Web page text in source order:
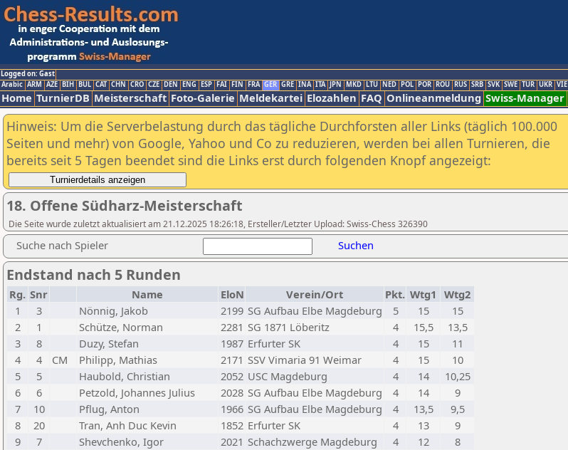
Logged on: Gast
Arabic ARM AZE BIH BUL CAT CHN CRO CZE DEN ENG ESP FAI FIN FRA GER GRE INA ITA JPN MKD LTU NED POL POR ROU RUS SRB SVK SWE TUR UKR VIE
Home TurnierDB Meisterschaft Foto-Galerie Meldekartei Elozahlen FAQ Onlineanmeldung Swiss-Manager
Hinweis: Um die Serverbelastung durch das tägliche Durchforsten aller Links (täglich 100.000
Seiten und mehr) von Google, Yahoo und Co zu reduzieren, werden bei allen Turnieren, die
bereits seit 5 Tagen beendet sind die Links erst durch folgenden Knopf angezeigt:
18. Offene Südharz-Meisterschaft
Die Seite wurde zuletzt aktualisiert am 21.12.2025 18:26:18, Ersteller/Letzter Upload: Swiss-Chess 326390
Suche nach Spieler Suchen
Endstand nach 5 Runden
Rg. Snr Name EloN Verein/Ort Pkt. Wtg1
Wtg2
1
3 Nönnig, Jakob 2199 SG Aufbau Elbe Magdeburg 5 15
15
2
1 Schütze, Norman 2281 SG 1871 Löberitz 4 15,5
13,5
3
8 Duzy, Stefan 1987 Erfurter SK 4 15
11
4
4 CM Philipp, Mathias 2171 SSV Vimaria 91 Weimar 4 15
10
5
5 Haubold, Christian 2052 USC Magdeburg 4 14
10,25
6
6 Petzold, Johannes Julius 2028 SG Aufbau Elbe Magdeburg 4 14
9
7
10 Pflug, Anton 1966 SG Aufbau Elbe Magdeburg 4 13,5
9,5
8
20 Tran, Anh Duc Kevin 1852 Erfurter SK 4 13
9
9
7 Shevchenko, Igor 2021 Schachzwerge Magdeburg 4 12
8